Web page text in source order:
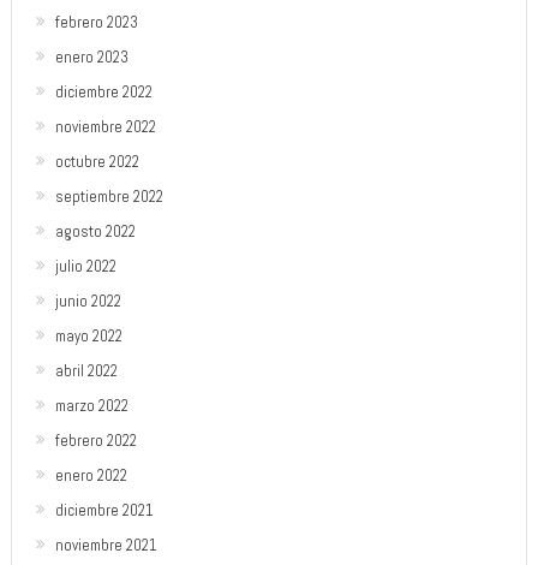
febrero 2023
enero 2023
diciembre 2022
noviembre 2022
octubre 2022
septiembre 2022
agosto 2022
julio 2022
junio 2022
mayo 2022
abril 2022
marzo 2022
febrero 2022
enero 2022
diciembre 2021
noviembre 2021